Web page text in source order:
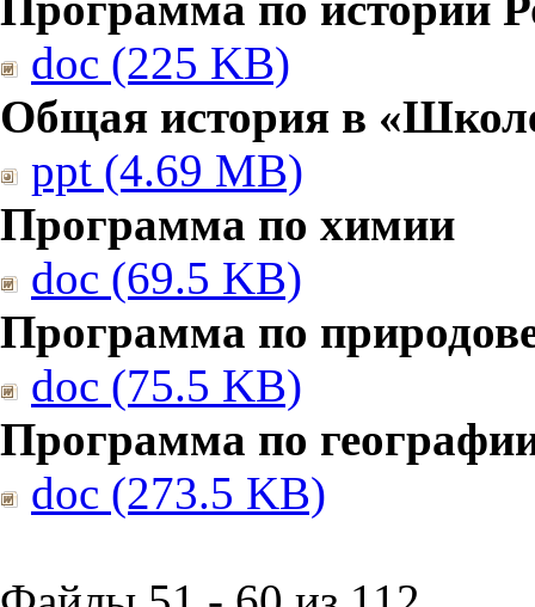
doc (225 KB)
Общая история в
ppt (4.69 MB)
Программа по химии
doc (69.5 KB)
Программа по
doc (75.5 KB)
Программа по
doc (273.5 KB)